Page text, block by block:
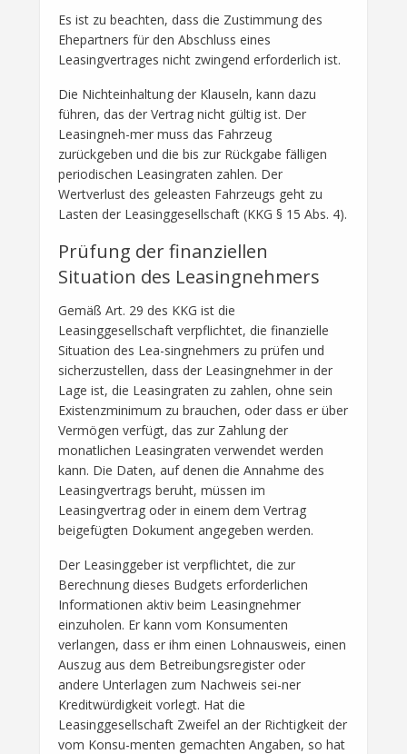
Es ist zu beachten, dass die Zustimmung des
Ehepartners für den Abschluss eines
Leasingvertrages nicht zwingend erforderlich ist.
Die Nichteinhaltung der Klauseln, kann dazu
führen, das der Vertrag nicht gültig ist. Der
Leasingneh-mer muss das Fahrzeug
zurückgeben und die bis zur Rückgabe fälligen
periodischen Leasingraten zahlen. Der
Wertverlust des geleasten Fahrzeugs geht zu
Lasten der Leasinggesellschaft (KKG § 15 Abs. 4).
Prüfung der finanziellen
Situation des Leasingnehmers
Gemäß Art. 29 des KKG ist die
Leasinggesellschaft verpflichtet, die finanzielle
Situation des Lea-singnehmers zu prüfen und
sicherzustellen, dass der Leasingnehmer in der
Lage ist, die Leasingraten zu zahlen, ohne sein
Existenzminimum zu brauchen, oder dass er über
Vermögen verfügt, das zur Zahlung der
monatlichen Leasingraten verwendet werden
kann. Die Daten, auf denen die Annahme des
Leasingvertrags beruht, müssen im
Leasingvertrag oder in einem dem Vertrag
beigefügten Dokument angegeben werden.
Der Leasinggeber ist verpflichtet, die zur
Berechnung dieses Budgets erforderlichen
Informationen aktiv beim Leasingnehmer
einzuholen. Er kann vom Konsumenten
verlangen, dass er ihm einen Lohnausweis, einen
Auszug aus dem Betreibungsregister oder
andere Unterlagen zum Nachweis sei-ner
Kreditwürdigkeit vorlegt. Hat die
Leasinggesellschaft Zweifel an der Richtigkeit der
vom Konsu-menten gemachten Angaben, so hat